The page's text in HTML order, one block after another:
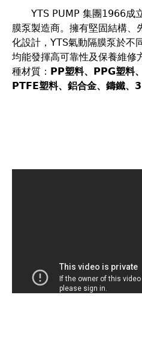
YTS PUMP 集團1966成立
膜泵製造商。擁有堅固結構、
化設計，YTS氣動隔膜泵於不
均能發揮高可靠性及保養維修
種材質： PP塑料、PPG塑料
PTFE塑料、鋁合金、鑄鐵、